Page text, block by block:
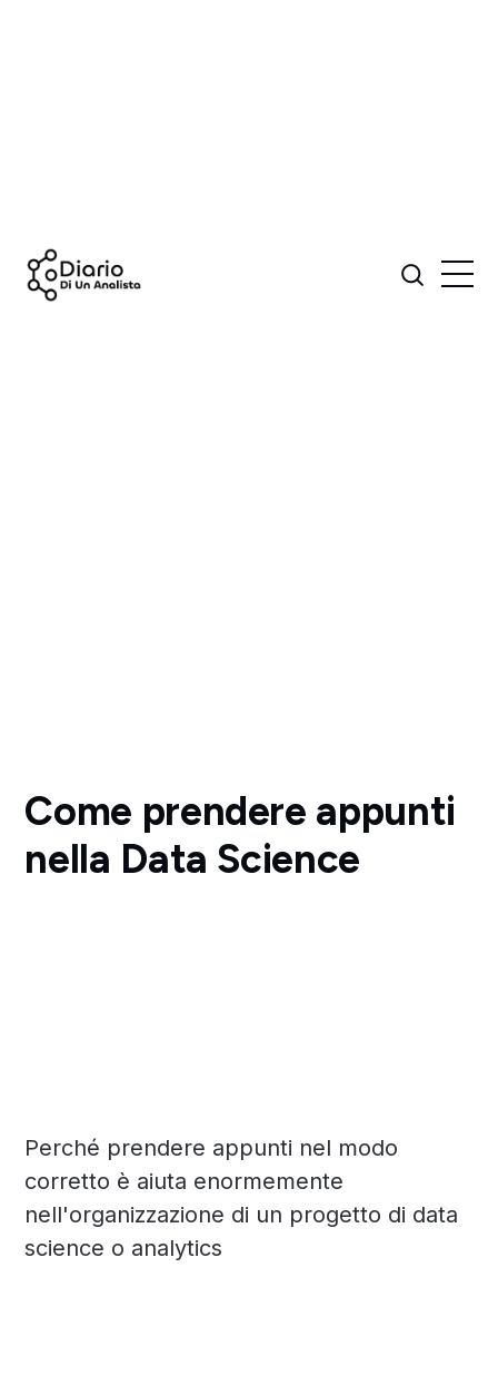
Come prendere appunti
nella Data Science
Perché prendere appunti nel modo
corretto è aiuta enormemente
nell'organizzazione di un progetto di data
science o analytics